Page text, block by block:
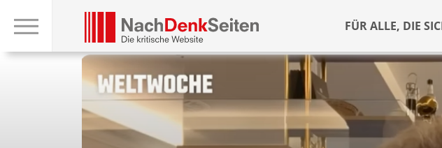
FÜR ALLE, DIE